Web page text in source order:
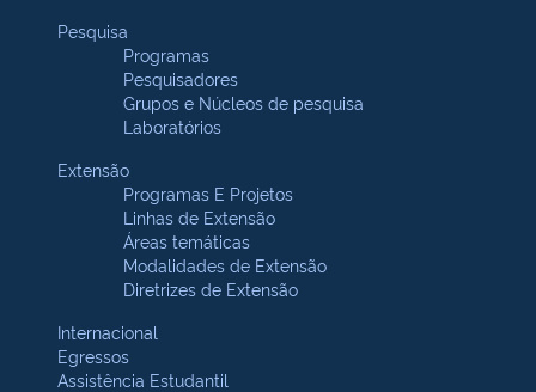
Pesquisa
Programas
Pesquisadores
Grupos e Núcleos de pesquisa
Laboratórios
Extensão
Programas E Projetos
Linhas de Extensão
Áreas temáticas
Modalidades de Extensão
Diretrizes de Extensão
Internacional
Egressos
Assistência Estudantil